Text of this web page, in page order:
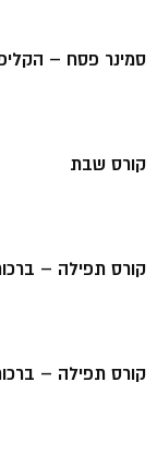
סמינר פסח –
קורס שבת
קורס תפילה –
קורס תפילה –